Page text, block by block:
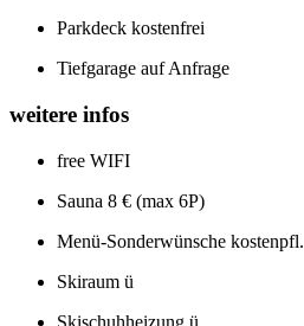
Parkdeck kostenfrei
Tiefgarage auf Anfrage
weitere infos
free WIFI
Sauna 8 € (max 6P)
Menü-Sonderwünsche kostenpfl.
Skiraum ü
Skischuhheizung ü